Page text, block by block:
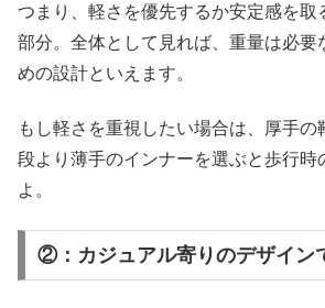
つまり、軽さを優先するか安定感を取
部分。全体として見れば、重量は必要
めの設計といえます。
もし軽さを重視したい場合は、厚手
段より薄手のインナーを選ぶと歩行時
よ。
②：カジュアル寄りのデザイン